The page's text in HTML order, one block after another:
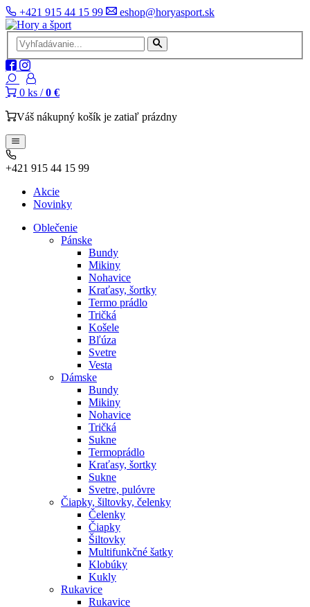
+421 915 44 15 99 eshop@horyasport.sk
0 ks / 0 €
Váš nákupný košík je zatiaľ prázdny
+421 915 44 15 99
Akcie
Novinky
Oblečenie
Pánske
Bundy
Mikiny
Nohavice
Kraťasy, šortky
Termo prádlo
Tričká
Košele
Bľúza
Svetre
Vesta
Dámske
Bundy
Mikiny
Nohavice
Tričká
Sukne
Termoprádlo
Kraťasy, šortky
Sukne
Svetre, pulóvre
Čiapky, šiltovky, čelenky
Čelenky
Čiapky
Šiltovky
Multifunkčné šatky
Klobúky
Kukly
Rukavice
Rukavice